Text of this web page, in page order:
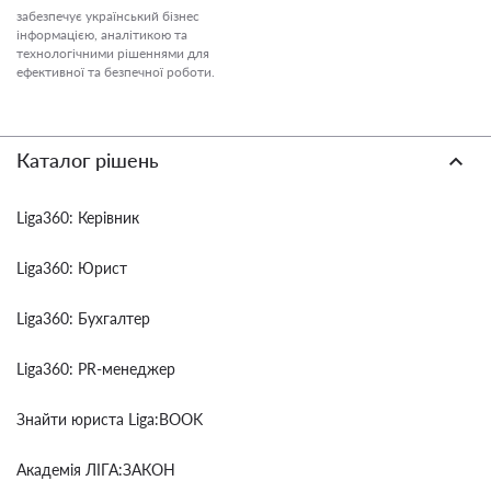
забезпечує український бізнес
інформацією, аналітикою та
технологічними рішеннями для
ефективної та безпечної роботи.
Каталог рішень
Liga360: Керівник
Liga360: Юрист
Liga360: Бухгалтер
Liga360: PR-менеджер
Знайти юриста Liga:BOOK
Академія ЛІГА:ЗАКОН